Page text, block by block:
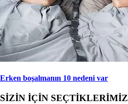
Erken boşalmanın 10 nedeni var
SİZİN İÇİN SEÇTİKLERİMİZ